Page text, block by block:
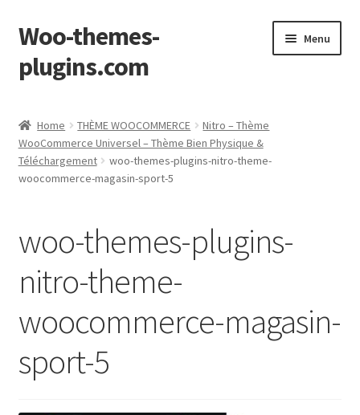
Skip
to
navigation
Skip
to
content
Woo-themes-
plugins.com
Menu
Home THÈME WOOCOMMERCE
Nitro – Thème
WooCommerce Universel – Thème Bien Physique &
Téléchargement
woo-themes-plugins-nitro-theme-
woocommerce-magasin-sport-5
woo-themes-plugins-
nitro-theme-
woocommerce-magasin-
sport-5